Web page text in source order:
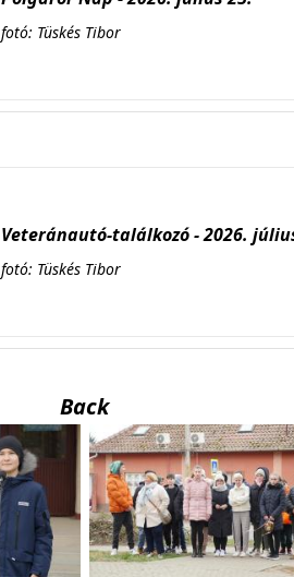
fotó: Tüskés Tibor
Veteránautó-találkozó - 2026.
fotó: Tüskés Tibor
Back